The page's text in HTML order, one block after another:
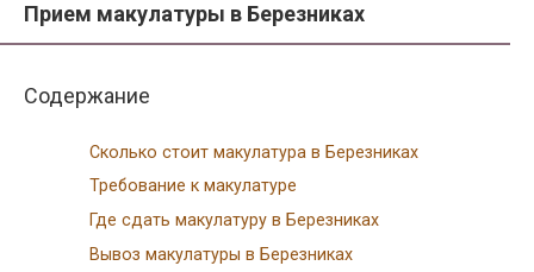
Прием макулатуры в Березниках
Содержание
Сколько стоит макулатура в Березниках
Требование к макулатуре
Где сдать макулатуру в Березниках
Вывоз макулатуры в Березниках